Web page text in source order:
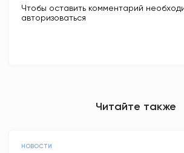
Чтобы оставить комментарий
авторизоваться
Читайте также
НОВОСТИ